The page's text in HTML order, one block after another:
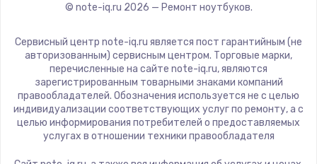
ZTE
Hiper
Evga
Google
Echips
© note-iq.ru 2026 — Ремонт ноутбуков.
Сервисный центр note-iq.ru является пост гарантийным (не
авторизованным) сервисным центром. Торговые марки,
перечисленные на сайте note-iq.ru, являются
зарегистрированным товарными знаками компаний
правообладателей. Обозначения используется не с целью
индивидуализации соответствующих услуг по ремонту, а с
целью информирования потребителей о предоставляемых
услугах в отношении техники правообладателя